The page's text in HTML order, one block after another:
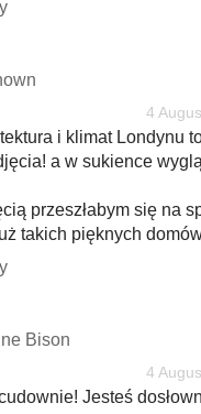
4
i klimat Londynu
a w sukience
przeszłabym się na
takich pięknych
Bison
4
Jesteś